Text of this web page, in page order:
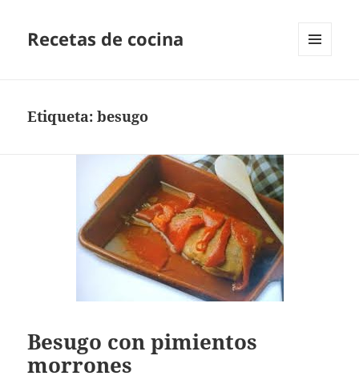
Recetas de cocina
Etiqueta:besugo
Besugo con pimientos
morrones